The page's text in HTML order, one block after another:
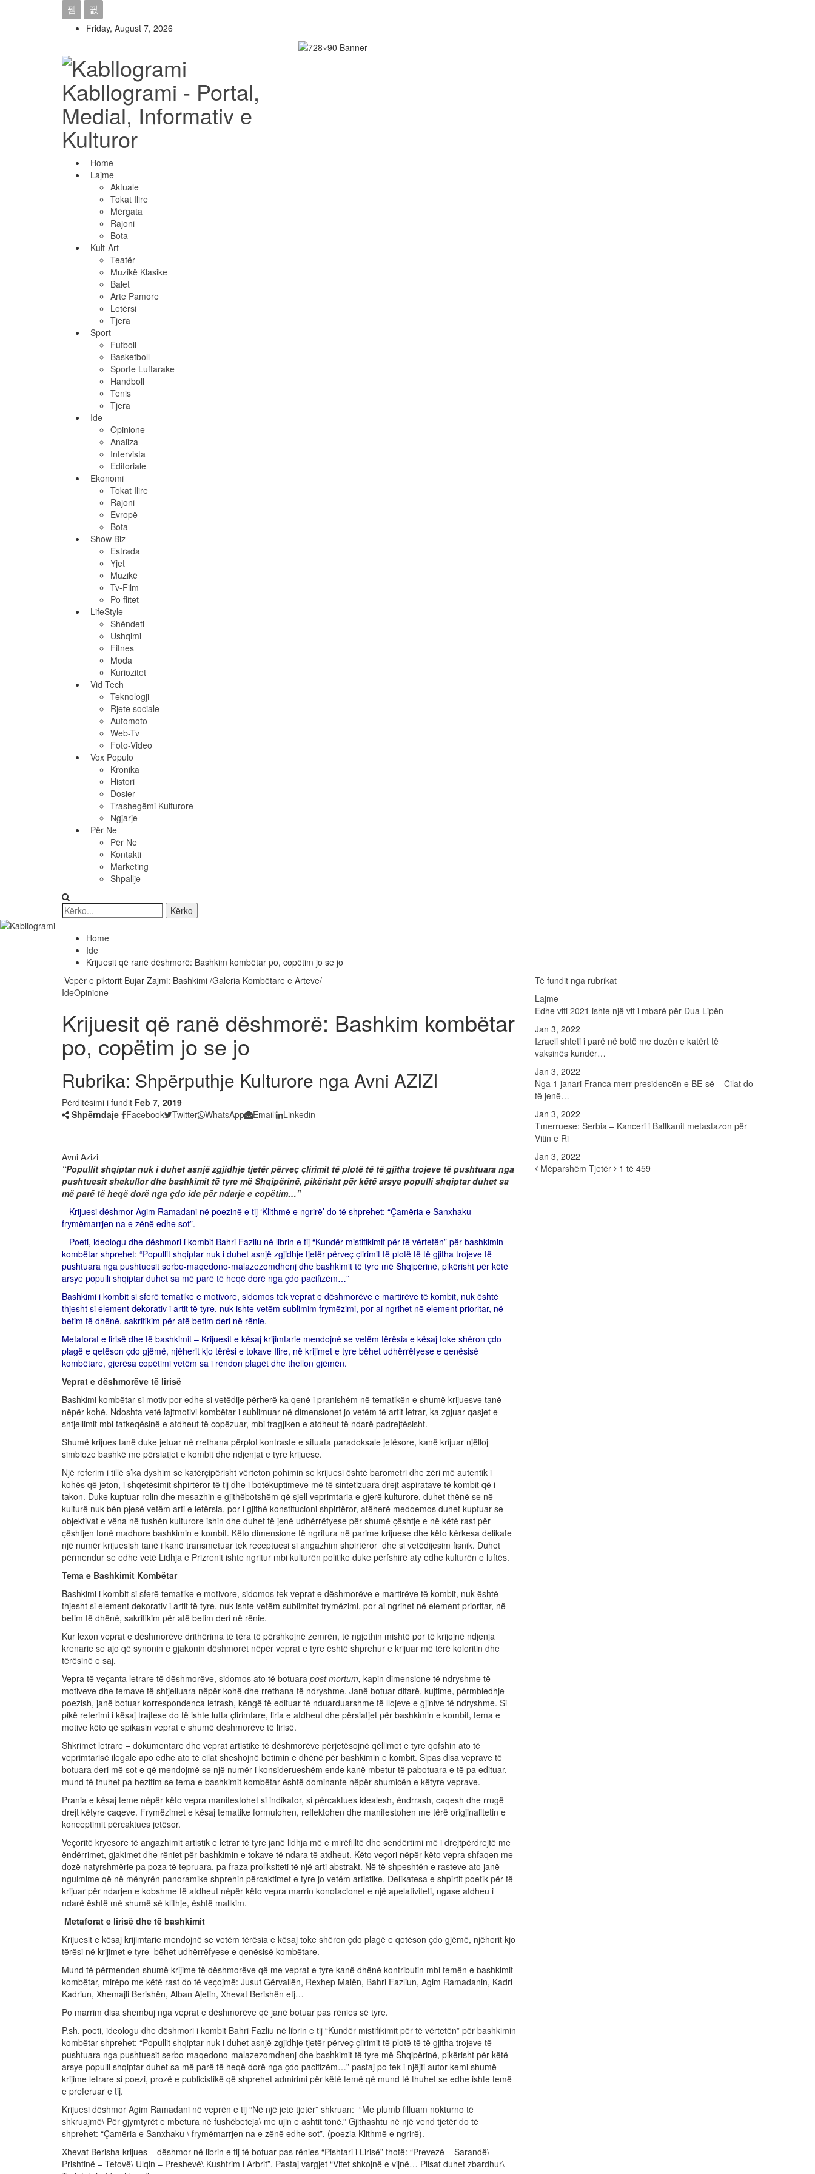
Friday, August 7, 2026
Kabllogrami - Portal,
Medial, Informativ e
Kulturor
Home
Lajme
Aktuale
Tokat Ilire
Mërgata
Rajoni
Bota
Kult-Art
Teatër
Muzikë Klasike
Balet
Arte Pamore
Letërsi
Tjera
Sport
Futboll
Basketboll
Sporte Luftarake
Handboll
Tenis
Tjera
Ide
Opinione
Analiza
Intervista
Editoriale
Ekonomi
Tokat Ilire
Rajoni
Evropë
Bota
Show Biz
Estrada
Yjet
Muzikë
Tv-Film
Po flitet
LifeStyle
Shëndeti
Ushqimi
Fitnes
Moda
Kuriozitet
Vid Tech
Teknologji
Rjete sociale
Automoto
Web-Tv
Foto-Video
Vox Populo
Kronika
Histori
Dosier
Trashegëmi Kulturore
Ngjarje
Për Ne
Për Ne
Kontakti
Marketing
Shpallje
Home
Ide
Krijuesit që ranë dëshmorë: Bashkim kombëtar po, copëtim jo se jo
Vepër e piktorit Bujar Zajmi: Bashkimi /Galeria Kombëtare e Arteve/
IdeOpinione
Krijuesit që ranë dëshmorë: Bashkim kombëtar
po, copëtim jo se jo
Rubrika: Shpërputhje Kulturore nga Avni AZIZI
Përditësimi i fundit Feb 7, 2019
Shpërndaje
Facebook Twitter WhatsApp Emaili Linkedin
Avni Azizi
“Popullit shqiptar nuk i duhet asnjë zgjidhje tjetër përveç çlirimit të plotë të të gjitha trojeve të pushtuara nga
pushtuesit shekullor dhe bashkimit të tyre më Shqipërinë, pikërisht për këtë arsye populli shqiptar duhet sa
më parë të heqë dorë nga çdo ide për ndarje e copëtim…”
– Krijuesi dëshmor Agim Ramadani në poezinë e tij ‘Klithmë e ngrirë’ do të shprehet: “Çamëria e Sanxhaku –
frymëmarrjen na e zënë edhe sot”.
– Poeti, ideologu dhe dëshmori i kombit Bahri Fazliu në librin e tij “Kundër mistifikimit për të vërtetën” për bashkimin
kombëtar shprehet: “Popullit shqiptar nuk i duhet asnjë zgjidhje tjetër përveç çlirimit të plotë të të gjitha trojeve të
pushtuara nga pushtuesit serbo-maqedono-malazezomdhenj dhe bashkimit të tyre më Shqipërinë, pikërisht për këtë
arsye populli shqiptar duhet sa më parë të heqë dorë nga çdo pacifizëm…”
Bashkimi i kombit si sferë tematike e motivore, sidomos tek veprat e dëshmorëve e martirëve të kombit, nuk është
thjesht si element dekorativ i artit të tyre, nuk ishte vetëm sublimim frymëzimi, por ai ngrihet në element prioritar, në
betim të dhënë, sakrifikim për atë betim deri në rënie.
Metaforat e lirisë dhe të bashkimit – Krijuesit e kësaj krijimtarie mendojnë se vetëm tërësia e kësaj toke shëron çdo
plagë e qetëson çdo gjëmë, njëherit kjo tërësi e tokave Ilire, në krijimet e tyre bëhet udhërrëfyese e qenësisë
kombëtare, gjerësa copëtimi vetëm sa i rëndon plagët dhe thellon gjëmën.
Veprat e dëshmorëve të lirisë
Bashkimi kombëtar si motiv por edhe si vetëdije përherë ka qenë i pranishëm në tematikën e shumë krijuesve tanë
nëpër kohë. Ndoshta vetë lajtmotivi kombëtar i sublimuar në dimensionet jo vetëm të artit letrar, ka zgjuar qasjet e
shtjellimit mbi fatkeqësinë e atdheut të copëzuar, mbi tragjiken e atdheut të ndarë padrejtësisht.
Shumë krijues tanë duke jetuar në rrethana përplot kontraste e situata paradoksale jetësore, kanë krijuar njëlloj
simbioze bashkë me përsiatjet e kombit dhe ndjenjat e tyre krijuese.
Një referim i tillë s’ka dyshim se katërçipërisht vërteton pohimin se krijuesi është barometri dhe zëri më autentik i
kohës që jeton, i shqetësimit shpirtëror të tij dhe i botëkuptimeve më të sintetizuara drejt aspiratave të kombit që i
takon. Duke kuptuar rolin dhe mesazhin e gjithëbotshëm që sjell veprimtaria e gjerë kulturore, duhet thënë se në
kulturë nuk bën pjesë vetëm arti e letërsia, por i gjithë konstitucioni shpirtëror, atëherë medoemos duhet kuptuar se
objektivat e vëna në fushën kulturore ishin dhe duhet të jenë udhërrëfyese për shumë çështje e në këtë rast për
çështjen tonë madhore bashkimin e kombit. Këto dimensione të ngritura në parime krijuese dhe këto kërkesa delikate
një numër krijuesish tanë i kanë transmetuar tek receptuesi si angazhim shpirtëror dhe si vetëdijesim fisnik. Duhet
përmendur se edhe vetë Lidhja e Prizrenit ishte ngritur mbi kulturën politike duke përfshirë aty edhe kulturën e luftës.
Tema e Bashkimit Kombëtar
Bashkimi i kombit si sferë tematike e motivore, sidomos tek veprat e dëshmorëve e martirëve të kombit, nuk është
thjesht si element dekorativ i artit të tyre, nuk ishte vetëm sublimitet frymëzimi, por ai ngrihet në element prioritar, në
betim të dhënë, sakrifikim për atë betim deri në rënie.
Kur lexon veprat e dëshmorëve drithërima të tëra të përshkojnë zemrën, të ngjethin mishtë por të krijojnë ndjenja
krenarie se ajo që synonin e gjakonin dëshmorët nëpër veprat e tyre është shprehur e krijuar më tërë koloritin dhe
tërësinë e saj.
Vepra të veçanta letrare të dëshmorëve, sidomos ato të botuara post mortum, kapin dimensione të ndryshme të
motiveve dhe temave të shtjelluara nëpër kohë dhe rrethana të ndryshme. Janë botuar ditarë, kujtime, përmbledhje
poezish, janë botuar korrespondenca letrash, këngë të edituar të nduarduarshme të llojeve e gjinive të ndryshme. Si
pikë referimi i kësaj trajtese do të ishte lufta çlirimtare, liria e atdheut dhe përsiatjet për bashkimin e kombit, tema e
motive këto që spikasin veprat e shumë dëshmorëve të lirisë.
Shkrimet letrare – dokumentare dhe veprat artistike të dëshmorëve përjetësojnë qëllimet e tyre qofshin ato të
veprimtarisë ilegale apo edhe ato të cilat sheshojnë betimin e dhënë për bashkimin e kombit. Sipas disa veprave të
botuara deri më sot e që mendojmë se një numër i konsiderueshëm ende kanë mbetur të pabotuara e të pa edituar,
mund të thuhet pa hezitim se tema e bashkimit kombëtar është dominante nëpër shumicën e këtyre veprave.
Prania e kësaj teme nëpër këto vepra manifestohet si indikator, si përcaktues idealesh, ëndrrash, caqesh dhe rrugë
drejt këtyre caqeve. Frymëzimet e kësaj tematike formulohen, reflektohen dhe manifestohen me tërë origjinalitetin e
konceptimit përcaktues jetësor.
Veçoritë kryesore të angazhimit artistik e letrar të tyre janë lidhja më e mirëfilltë dhe sendërtimi më i drejtpërdrejtë me
ëndërrimet, gjakimet dhe rëniet për bashkimin e tokave të ndara të atdheut. Këto veçori nëpër këto vepra shfaqen me
dozë natyrshmërie pa poza të tepruara, pa fraza proliksiteti të një arti abstrakt. Në të shpeshtën e rasteve ato janë
ngulmime që në mënyrën panoramike shprehin përcaktimet e tyre jo vetëm artistike. Delikatesa e shpirtit poetik për të
krijuar për ndarjen e kobshme të atdheut nëpër këto vepra marrin konotacionet e një apelativiteti, ngase atdheu i
ndarë është më shumë së klithje, është mallkim.
Metaforat e lirisë dhe të bashkimit
Krijuesit e kësaj krijimtarie mendojnë se vetëm tërësia e kësaj toke shëron çdo plagë e qetëson çdo gjëmë, njëherit kjo
tërësi në krijimet e tyre bëhet udhërrëfyese e qenësisë kombëtare.
Mund të përmenden shumë krijime të dëshmorëve që me veprat e tyre kanë dhënë kontributin mbi temën e bashkimit
kombëtar, mirëpo me këtë rast do të veçojmë: Jusuf Gërvallën, Rexhep Malën, Bahri Fazliun, Agim Ramadanin, Kadri
Kadriun, Xhemajli Berishën, Alban Ajetin, Xhevat Berishën etj…
Po marrim disa shembuj nga veprat e dëshmorëve që janë botuar pas rënies së tyre.
P.sh. poeti, ideologu dhe dëshmori i kombit Bahri Fazliu në librin e tij “Kundër mistifikimit për të vërtetën” për bashkimin
kombëtar shprehet: “Popullit shqiptar nuk i duhet asnjë zgjidhje tjetër përveç çlirimit të plotë të të gjitha trojeve të
pushtuara nga pushtuesit serbo-maqedono-malazezomdhenj dhe bashkimit të tyre më Shqipërinë, pikërisht për këtë
arsye populli shqiptar duhet sa më parë të heqë dorë nga çdo pacifizëm…” pastaj po tek i njëjti autor kemi shumë
krijime letrare si poezi, prozë e publicistikë që shprehet admirimi për këtë temë që mund të thuhet se edhe ishte temë
e preferuar e tij.
Krijuesi dëshmor Agim Ramadani në veprën e tij “Në një jetë tjetër” shkruan: “Me plumb filluam nokturno të
shkruajmë\ Për gjymtyrët e mbetura në fushëbeteja\ me ujin e ashtit tonë.” Gjithashtu në një vend tjetër do të
shprehet: “Çamëria e Sanxhaku \ frymëmarrjen na e zënë edhe sot”, (poezia Klithmë e ngrirë).
Xhevat Berisha krijues – dëshmor në librin e tij të botuar pas rënies “Pishtari i Lirisë” thotë: “Prevezë – Sarandë\
Prishtinë – Tetovë\ Ulqin – Preshevë\ Kushtrim i Arbrit”. Pastaj vargjet “Vitet shkojnë e vijnë… Plisat duhet zbardhur\
Të fundit nga rubrikat
Lajme
Edhe viti 2021 ishte një vit i mbarë për Dua Lipën
Jan 3, 2022
Izraeli shteti i parë në botë me dozën e katërt të
vaksinës kundër…
Jan 3, 2022
Nga 1 janari Franca merr presidencën e BE-së – Cilat do
të jenë…
Jan 3, 2022
Tmerruese: Serbia – Kanceri i Ballkanit metastazon për
Vitin e Ri
Jan 3, 2022
Mëparshëm Tjetër 1 të 459